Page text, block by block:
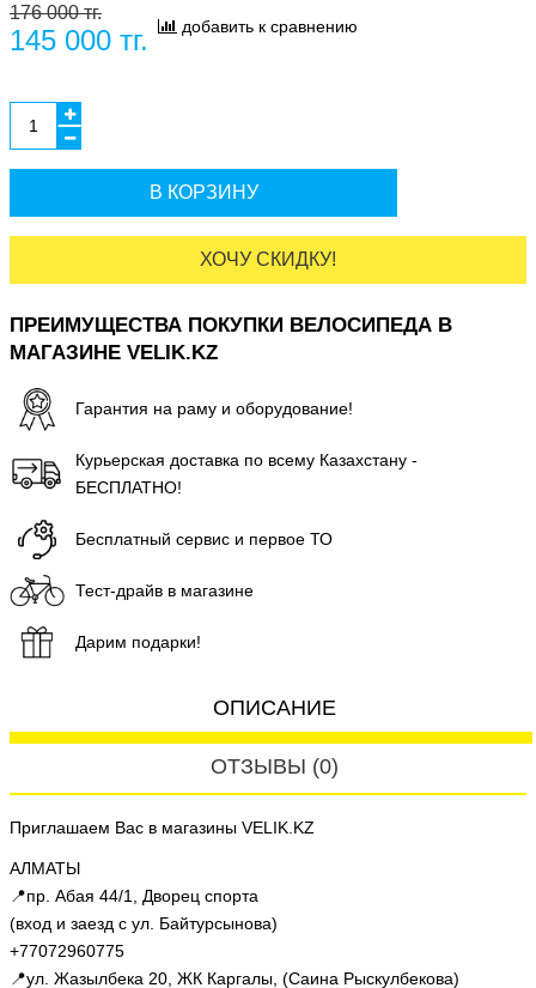
176 000 тг.
145 000 тг. добавить к сравнению
В КОРЗИНУ
ХОЧУ СКИДКУ!
ПРЕИМУЩЕСТВА ПОКУПКИ ВЕЛОСИПЕДА В
МАГАЗИНЕ VELIK.KZ
Гарантия на раму и оборудование!
Курьерская доставка по всему Казахстану -
БЕСПЛАТНО!
Бесплатный сервис и первое ТО
Тест-драйв в магазине
Дарим подарки!
ОПИСАНИЕ
ОТЗЫВЫ (0)
Приглашаем Вас в магазины VELIK.KZ
АЛМАТЫ
📍пр. Абая 44/1, Дворец спорта
(вход и заезд с ул. Байтурсынова)
+77072960775
📍ул. Жазылбека 20, ЖК Каргалы, (Саина Рыскулбекова)